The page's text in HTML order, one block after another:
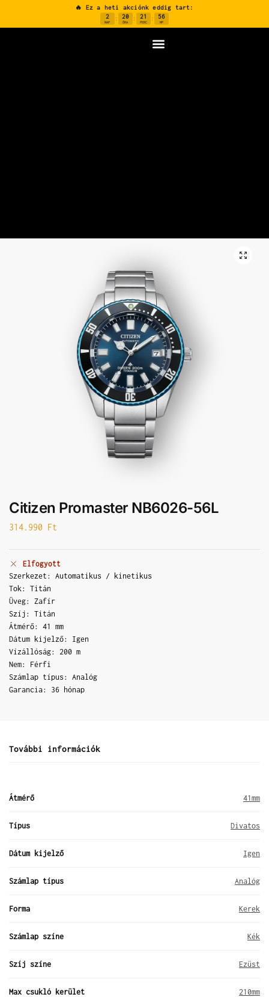
🔥 Ez a heti akciónk eddig tart:
2
NAP
: 20
ÓRA
: 21
PERC
: 55
MP
Citizen Promaster NB6026-56L
314.990 Ft
Elfogyott
Szerkezet: Automatikus / kinetikus
Tok: Titán
Üveg: Zafír
Szíj: Titán
Átmérő: 41 mm
Dátum kijelző: Igen
Vízállóság: 200 m
Nem: Férfi
Számlap típus: Analóg
Garancia: 36 hónap
További információk
Átmérő 41mm
Típus Divatos
Dátum kijelző Igen
Számlap típus Analóg
Forma Kerek
Számlap színe Kék
Szíj színe Ezüst
Max csukló kerület 210mm